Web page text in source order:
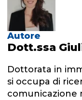
Autore
Dott.ssa
Dottorata in
si occupa di
comunicazione